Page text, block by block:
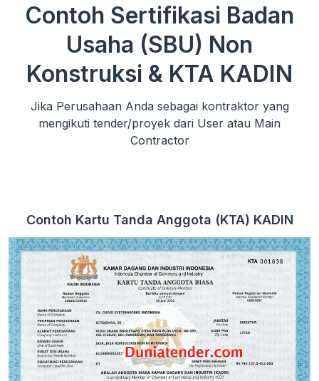
Contoh Sertifikasi Badan
Usaha (SBU) Non
Konstruksi & KTA KADIN
Jika Perusahaan Anda sebagai kontraktor yang
mengikuti tender/proyek dari User atau Main
Contractor
Contoh Kartu Tanda Anggota (KTA) KADIN